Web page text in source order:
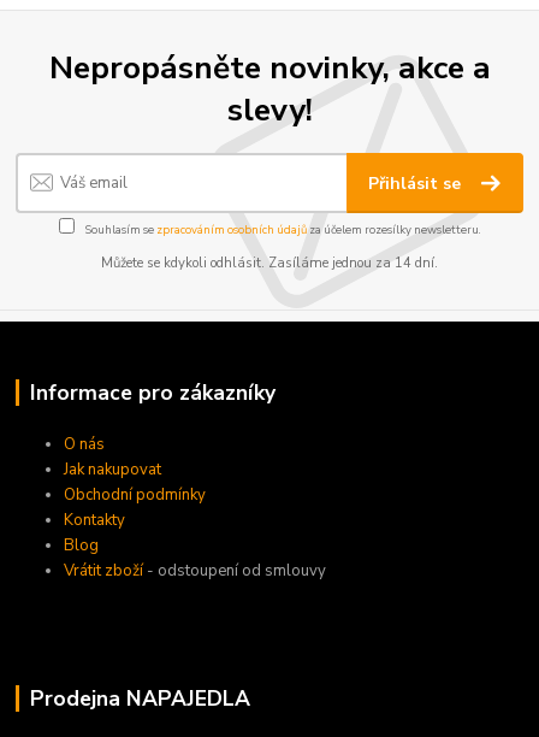
Nepropásněte novinky, akce a
slevy!
Přihlásit se
Souhlasím se zpracováním osobních údajůza účelem rozesílky newsletteru.
Můžete se kdykoli odhlásit. Zasíláme jednou za 14 dní.
Informace pro zákazníky
O nás
Jak nakupovat
Obchodní podmínky
Kontakty
Blog
Vrátit zboží- odstoupení od smlouvy
Prodejna NAPAJEDLA